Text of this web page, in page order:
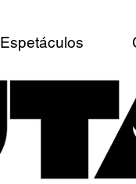
Espetáculos